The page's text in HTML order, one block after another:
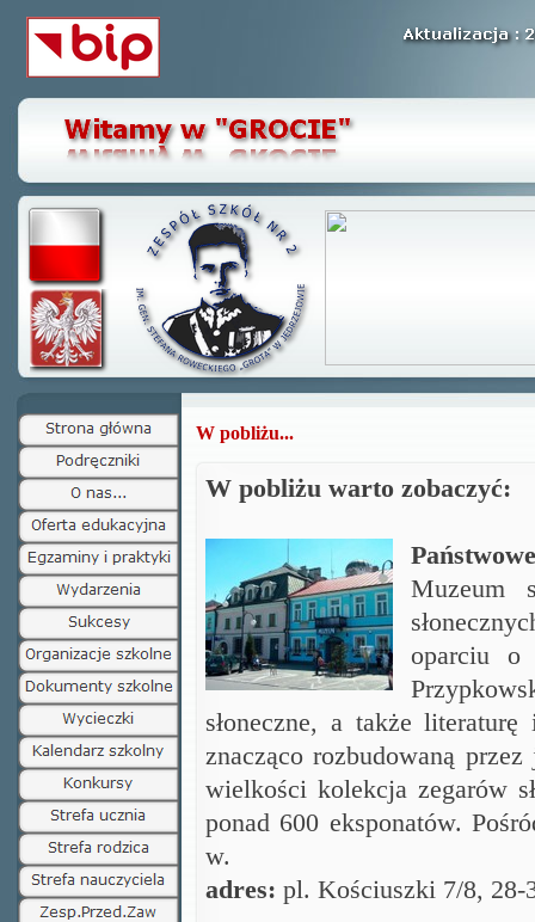
W pobliżu...
W pobliżu warto zobaczyć:
Muzeum
oparciu o
słoneczne, a także
znacząco rozbudowaną
wielkości kolekcja zegarów
ponad 600 eksponatów.
w.
adres: pl. Kościuszki 7/8, 28-